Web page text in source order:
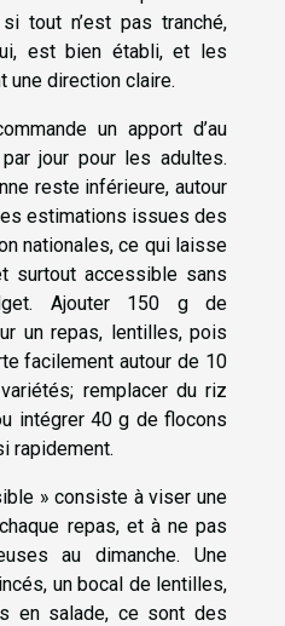
tout n’est pas tranché,
est bien établi, et les
une direction claire.
un apport d’au
jour pour les adultes.
reste inférieure, autour
estimations issues des
nationales, ce qui laisse
surtout accessible sans
Ajouter 150 g de
un repas, lentilles, pois
facilement autour de 10
remplacer du riz
intégrer 40 g de flocons
rapidement.
» consiste à viser une
repas, et à ne pas
au dimanche. Une
un bocal de lentilles,
en salade, ce sont des